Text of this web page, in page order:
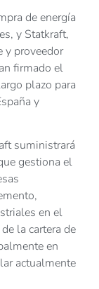
de energía
y Statkraft,
y proveedor
firmado el
plazo para
y
suministrará
gestiona el
en el
la cartera de
en
actualmente